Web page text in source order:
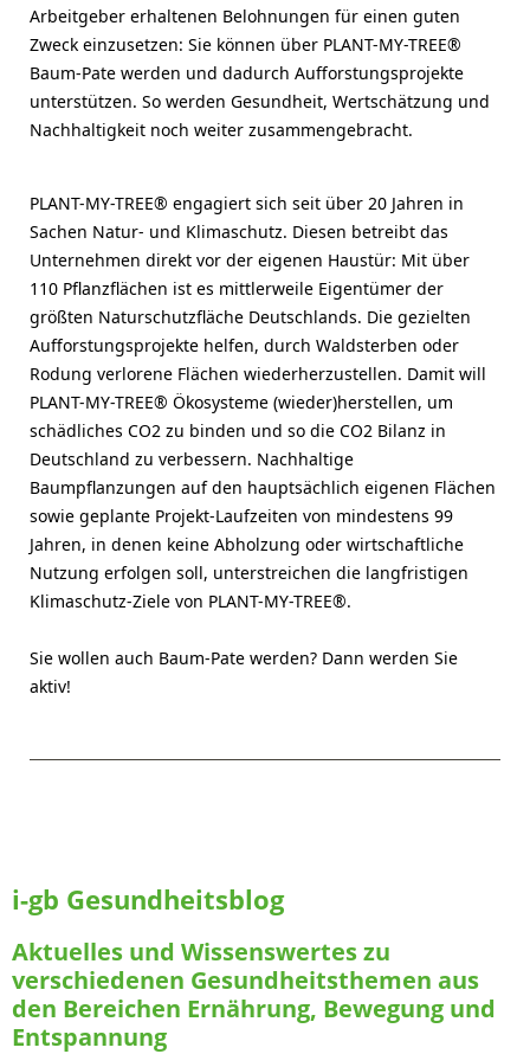
Arbeitgeber erhaltenen Belohnungen für einen guten
Zweck einzusetzen: Sie können über PLANT-MY-TREE®
Baum-Pate werden und dadurch Aufforstungsprojekte
unterstützen. So werden Gesundheit, Wertschätzung und
Nachhaltigkeit noch weiter zusammengebracht.
PLANT-MY-TREE® engagiert sich seit über 20 Jahren in
Sachen Natur- und Klimaschutz. Diesen betreibt das
Unternehmen direkt vor der eigenen Haustür: Mit über
110 Pflanzflächen ist es mittlerweile Eigentümer der
größten Naturschutzfläche Deutschlands. Die gezielten
Aufforstungsprojekte helfen, durch Waldsterben oder
Rodung verlorene Flächen wiederherzustellen. Damit will
PLANT-MY-TREE® Ökosysteme (wieder)herstellen, um
schädliches CO2 zu binden und so die CO2 Bilanz in
Deutschland zu verbessern. Nachhaltige
Baumpflanzungen auf den hauptsächlich eigenen Flächen
sowie geplante Projekt-Laufzeiten von mindestens 99
Jahren, in denen keine Abholzung oder wirtschaftliche
Nutzung erfolgen soll, unterstreichen die langfristigen
Klimaschutz-Ziele von PLANT-MY-TREE®.
Sie wollen auch Baum-Pate werden? Dann werden Sie
aktiv!
i-gb Gesundheitsblog
Aktuelles und Wissenswertes zu
verschiedenen Gesundheitsthemen aus
den Bereichen Ernährung, Bewegung und
Entspannung